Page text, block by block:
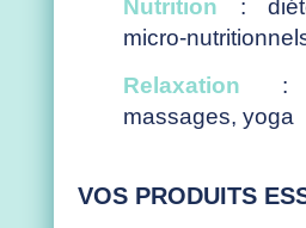
Nutrition :
micro-
Relaxation :
massages, yoga
VOS PRODUITS